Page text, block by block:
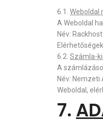
6.1. Weboldal
A Weboldal
Név:
6.2. Számla-
A
Név: Nemzeti
Weboldal,
7.